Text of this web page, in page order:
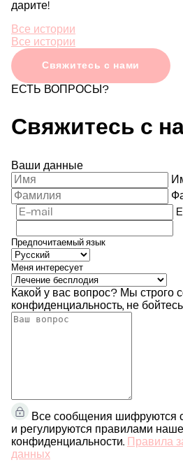
дарите!
Все истории
Все истории
Свяжитесь с нами
ЕСТЬ ВОПРОСЫ?
Свяжитесь с
Ваши данные
Предпочитаемый язык
Меня интересует
Какой у вас вопрос? Мы строго
конфиденциальность, не
Все сообщения шифруются
и регулируются правилами
конфиденциальности.
Правила
данных